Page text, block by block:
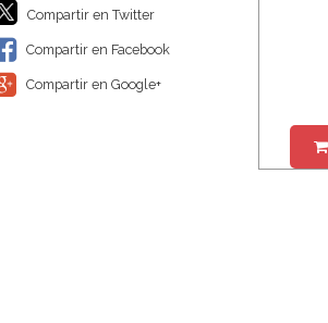
Compartir en Twitter
Compartir en Facebook
Compartir en Google+